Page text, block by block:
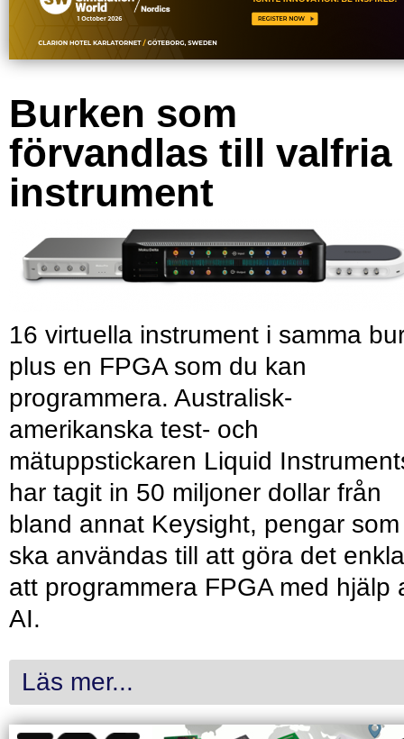
Burken som
förvandlas till valfria
instrument
16 virtuella instrument i samma
plus en FPGA som du kan
programmera. Australisk-
amerikanska test- och
mätuppstickaren Liquid
har tagit in 50 miljoner dollar från
bland annat Keysight, pengar som
ska användas till att göra det
att programmera FPGA med hjälp
AI.
Läs mer...